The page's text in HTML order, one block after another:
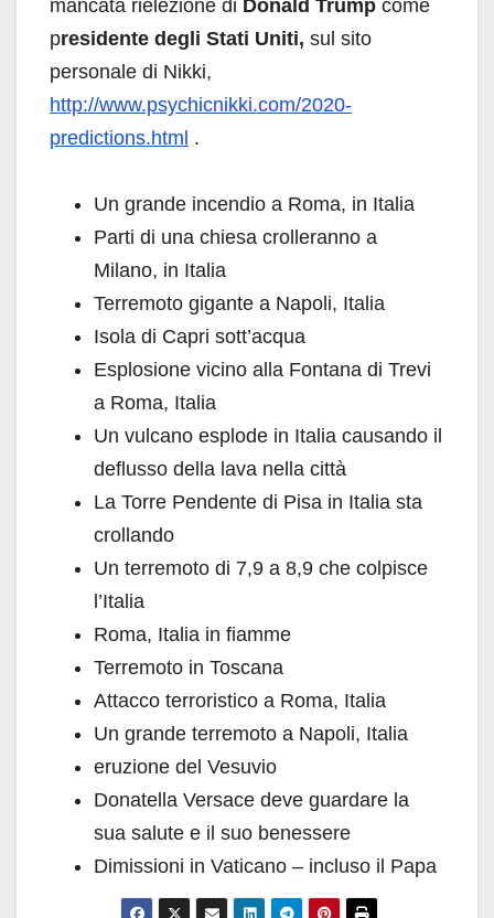
mancata rielezione di Donald Trump come
presidente degli Stati Uniti, sul sito
personale di Nikki,
http://www.psychicnikki.com/2020-
predictions.html .
Un grande incendio a Roma, in Italia
Parti di una chiesa crolleranno a
Milano, in Italia
Terremoto gigante a Napoli, Italia
Isola di Capri sott’acqua
Esplosione vicino alla Fontana di Trevi
a Roma, Italia
Un vulcano esplode in Italia causando il
deflusso della lava nella città
La Torre Pendente di Pisa in Italia sta
crollando
Un terremoto di 7,9 a 8,9 che colpisce
l’Italia
Roma, Italia in fiamme
Terremoto in Toscana
Attacco terroristico a Roma, Italia
Un grande terremoto a Napoli, Italia
eruzione del Vesuvio
Donatella Versace deve guardare la
sua salute e il suo benessere
Dimissioni in Vaticano – incluso il Papa